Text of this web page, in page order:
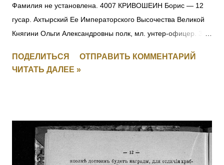
Фамилия не установлена. 4007 КРИВОШЕИН Борис — 12
гусар. Ахтырский Ее Императорского Высочества Великой
Княгини Ольги Александровны полк, мл. унтер-офицер. За
Заменен, IV-271156] 4008 Фамилия не установлена. 4009
ПЕРЕТЫКИН Василий Васильевич (стан. Челябинская) — 3
ЛАРИН Николай — 21 саперный батальон, 2 рота, мл.
унтер-офицер. За мужество и храбрость в боях с
австрийцами с 29.05 по 16.06.1915. 4013 БОГДАНОВ
ПОДЕЛИТЬСЯ
ОТПРАВИТЬ КОММЕНТАРИЙ
ЧИТАТЬ ДАЛЕЕ »